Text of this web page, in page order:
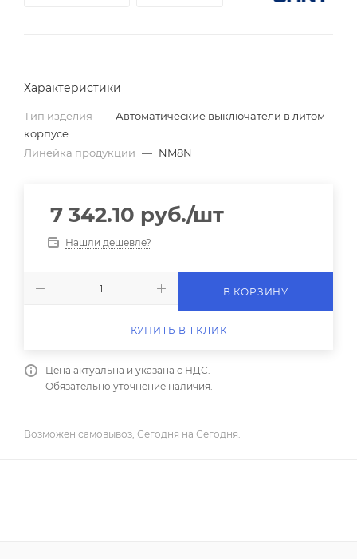
Характеристики
Тип изделия — Автоматические выключатели в литом
корпусе
Линейка продукции — NM8N
7 342.10 руб./шт
Нашли дешевле?
В КОРЗИНУ
КУПИТЬ В 1 КЛИК
Цена актуальна и указана с НДС.
Обязательно уточнение наличия.
Возможен самовывоз, Сегодня на Сегодня.